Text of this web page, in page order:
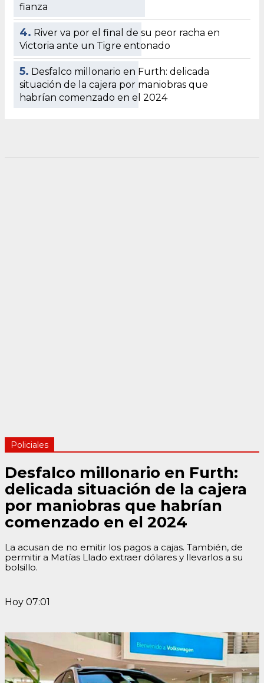
fianza
4. River va por el final de su peor racha en
Victoria ante un Tigre entonado
5. Desfalco millonario en Furth: delicada
situación de la cajera por maniobras que
habrían comenzado en el 2024